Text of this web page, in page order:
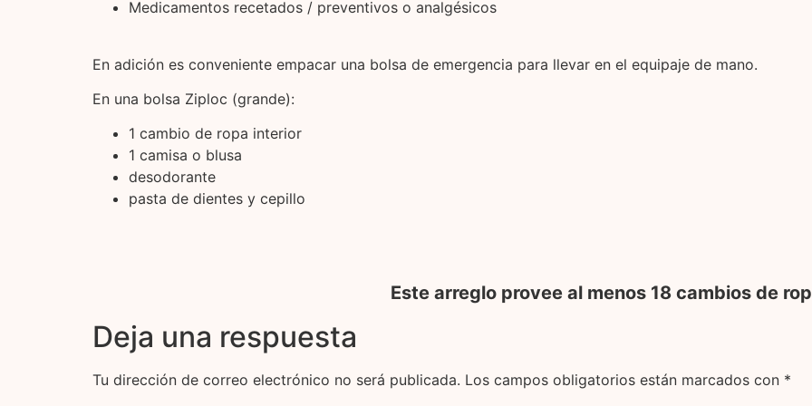
Medicamentos recetados / preventivos o analgésicos
En adición es conveniente empacar una bolsa de emergencia para llevar en el equipaje de mano.
En una bolsa Ziploc (grande):
1 cambio de ropa interior
1 camisa o blusa
desodorante
pasta de dientes y cepillo
Este arreglo provee al menos 18 cambios de
Deja una respuesta
Tu dirección de correo electrónico no será publicada. Los campos obligatorios están marcados con *